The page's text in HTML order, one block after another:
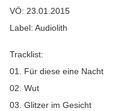
VÖ: 23.01.2015
Label: Audiolith
Tracklist:
01. Für diese eine Nacht
02. Wut
03. Glitzer im Gesicht